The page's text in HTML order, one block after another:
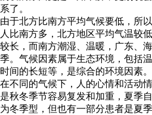
系了。
由于北方比南方平均气候要低，所
人比南方多，北方地区平均气温较
较长，而南方潮湿、温暖，广东、
季。气候因素属于生态环境，包括
时间的长短等，是综合的环境因素。
在不同的气候下，人的心情和活动
是秋冬季节容易复发和加重，夏季
为冬季型，但也有一部分患者是夏